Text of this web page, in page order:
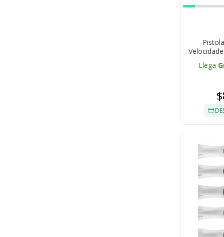
Llega